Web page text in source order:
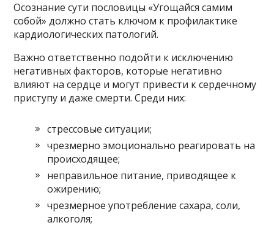
Осознание сути пословицы «Угощайся самим
собой» должно стать ключом к профилактике
кардиологических патологий.
Важно ответственно подойти к исключению
негативных факторов, которые негативно
влияют на сердце и могут привести к сердечному
приступу и даже смерти. Среди них:
стрессовые ситуации;
чрезмерно эмоционально реагировать на
происходящее;
неправильное питание, приводящее к
ожирению;
чрезмерное употребление сахара, соли,
алкоголя;